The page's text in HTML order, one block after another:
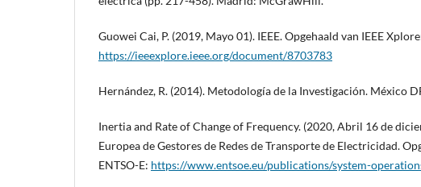
Guowei Cai, P. (2019, Mayo 01). IEEE. Opgehaald van IEEE
https://ieeexplore.ieee.org/document/8703783
Hernández, R. (2014). Metodología de la Investigación. México
Inertia and Rate of Change of Frequency. (2020, Abril 16 de
Europea de Gestores de Redes de Transporte de Electricidad.
ENTSO-E: https://www.entsoe.eu/publications/system-